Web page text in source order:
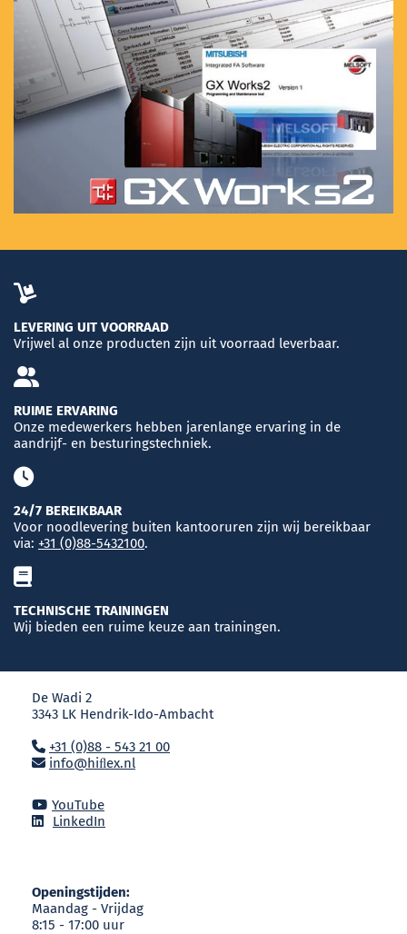
LEVERING UIT VOORRAAD
Vrijwel al onze producten zijn uit voorraad leverbaar.
RUIME ERVARING
Onze medewerkers hebben jarenlange ervaring in de
aandrijf- en besturingstechniek.
24/7 BEREIKBAAR
Voor noodlevering buiten kantooruren zijn wij bereikbaar
via: +31 (0)88-5432100.
TECHNISCHE TRAININGEN
Wij bieden een ruime keuze aan trainingen.
De Wadi 2
3343 LK Hendrik-Ido-Ambacht
+31 (0)88 - 543 21 00
info@hiﬂex.nl
YouTube
LinkedIn
Openingstijden:
Maandag - Vrijdag
8:15 - 17:00 uur